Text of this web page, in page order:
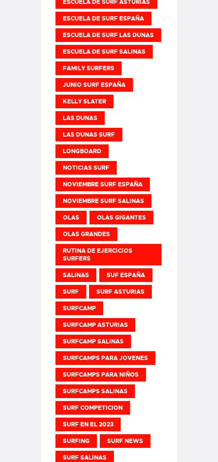
ESCUELA DE SURF ASTURIAS
ESCUELA DE SURF ESPAÑA
ESCUELA DE SURF LAS DUNAS
ESCUELA DE SURF SALINAS
FAMILY SURFERS
JUNIO SURF ESPAÑA
KELLY SLATER
LAS DUNAS
LAS DUNAS SURF
LONGBOARD
NOTICIAS SURF
NOVIEMBRE SURF ESPAÑA
NOVIEMBRE SURF SALINAS
OLAS OLAS GIGANTES
OLAS GRANDES
RUTINA DE EJERCICIOS
SURFERS
SALINAS SUF ESPAÑA
SURF SURF ASTURIAS
SURFCAMP
SURFCAMP ASTURIAS
SURFCAMP SALINAS
SURFCAMPS PARA JOVENES
SURFCAMPS PARA NIÑOS
SURFCAMPS SALINAS
SURF COMPETICION
SURF EN EL 2023
SURFING SURF NEWS
SURF SALINAS